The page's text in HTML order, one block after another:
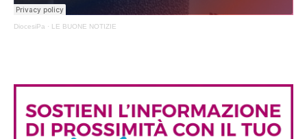
DiocesiPa · LE BUONE NOTIZIE